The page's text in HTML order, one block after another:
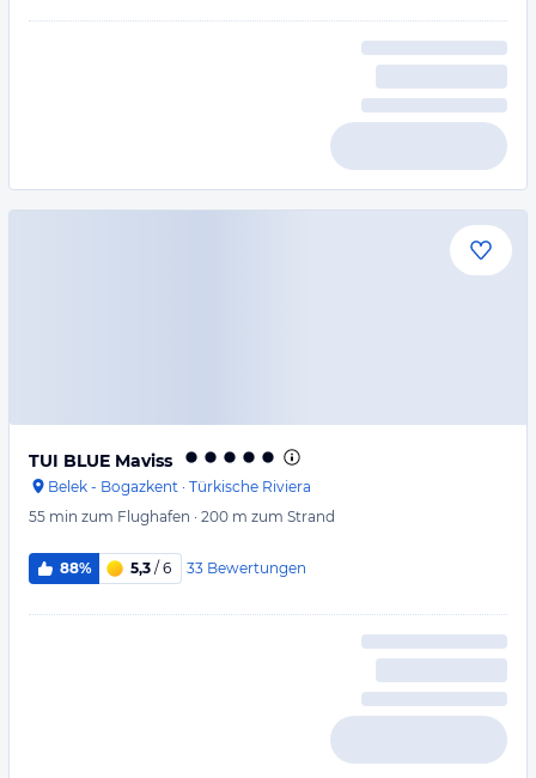
TUI BLUE Maviss
Belek - Bogazkent · Türkische Riviera
55 min zum Flughafen · 200 m zum Strand
88% 5,3 / 6 33 Bewertungen